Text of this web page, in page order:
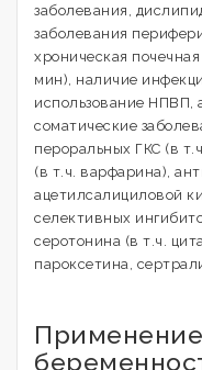
заболевания,
заболевания
хроническая
мин), наличие
использование НПВП,
соматические
пероральных ГКС (в
(в т.ч. варфарина),
ацетилсалициловой
селективных
серотонина (в т.ч.
пароксетина,